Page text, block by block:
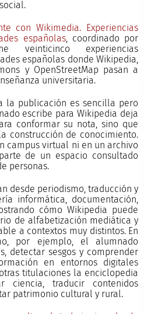
con Wikimedia. Experiencias
españolas, coordinado por
veinticinco experiencias
españolas donde Wikipedia,
y OpenStreetMap pasan a
universitaria.
la publicación es sencilla pero
escribe para Wikipedia deja
conformar su nota, sino que
construcción de conocimiento.
campus virtual ni en un archivo
de un espacio consultado
personas.
desde periodismo, traducción y
informática, documentación,
cómo Wikipedia puede
de alfabetización mediática y
a contextos muy distintos. En
por ejemplo, el alumnado
detectar sesgos y comprender
en entornos digitales
titulaciones la enciclopedia
ciencia, traducir contenidos
patrimonio cultural y rural.